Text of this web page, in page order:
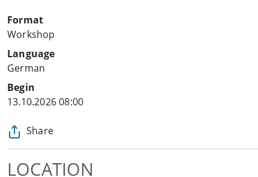
Format
Workshop
Language
German
Begin
13.10.2026 08:00
Share
LOCATION